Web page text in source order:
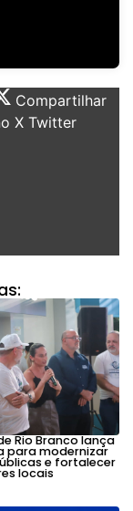
Compartilhar
X Twitter
Rio Branco lança
para modernizar
e fortalecer
locais